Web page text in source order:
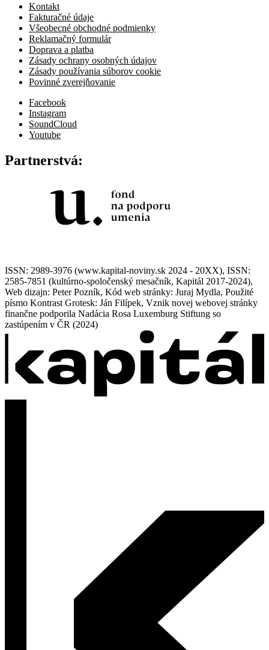
Kontakt
Fakturačné údaje
Všeobecné obchodné podmienky
Reklamačný formulár
Doprava a platba
Zásady ochrany osobných údajov
Zásady používania súborov cookie
Povinné zverejňovanie
Facebook
Instagram
SoundCloud
Youtube
Partnerstvá:
ISSN: 2989-3976 (www.kapital-noviny.sk 2024 - 20XX), ISSN:
2585-7851 (kultúrno-spoločenský mesačník, Kapitál 2017-2024),
Web dizajn: Peter Pozník, Kód web stránky: Juraj Mydla, Použité
písmo Kontrast Grotesk: Ján Filípek, Vznik novej webovej stránky
finančne podporila Nadácia Rosa Luxemburg Stiftung so
zastúpením v ČR (2024)